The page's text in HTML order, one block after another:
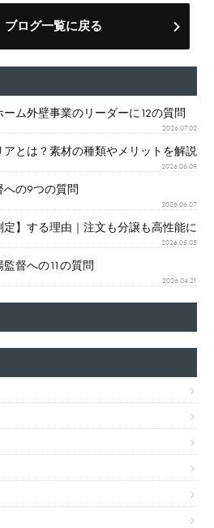
ブログ一覧に戻る
ーム外壁事業のリーダーに12の質問
2026.07.02
とは？素材の種類やメリットを解説
2026.06.09
への9つの質問
2026.06.07
】する理由｜注文も分譲も高性能に
2026.05.05
監督への11の質問
2026.04.21